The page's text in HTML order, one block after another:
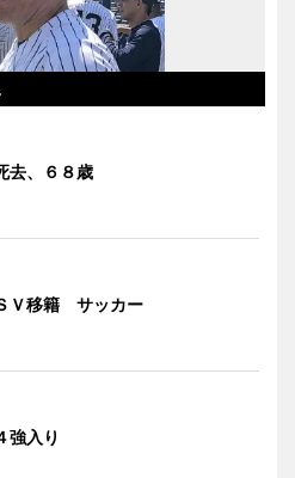
去、６８歳
Ｖ移籍 サッカー
強入り